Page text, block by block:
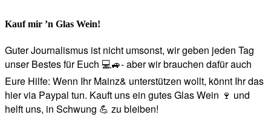
Kauf mir ’n Glas Wein!
Guter Journalismus ist nicht umsonst, wir geben jeden Tag
unser Bestes für Euch 💻🚙- aber wir brauchen dafür auch
Eure Hilfe: Wenn Ihr Mainz& unterstützen wollt, könnt Ihr das
hier via Paypal tun. Kauft uns ein gutes Glas Wein 🍷 und
helft uns, in Schwung 💪 zu bleiben!